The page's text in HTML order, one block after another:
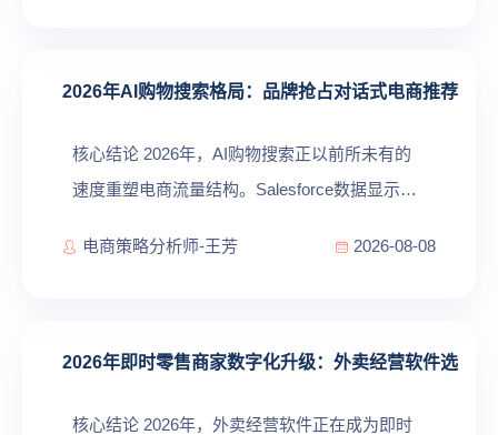
2026年AI购物搜索格局：品牌抢占对话式电商推荐
核心结论 2026年，AI购物搜索正以前所未有的
速度重塑电商流量结构。Salesforce数据显示，
一步的使用率增长了200%，Shopify数据显示AI
电商策略分析师-王芳 2026-08-08
2026年即时零售商家数字化升级：外卖经营软件选
核心结论 2026年，外卖经营软件正在成为即时